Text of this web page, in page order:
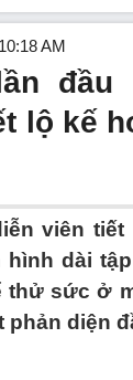
AM
đầu
lộ kế
viên tiết
hình dài
thử sức ở
phản diện